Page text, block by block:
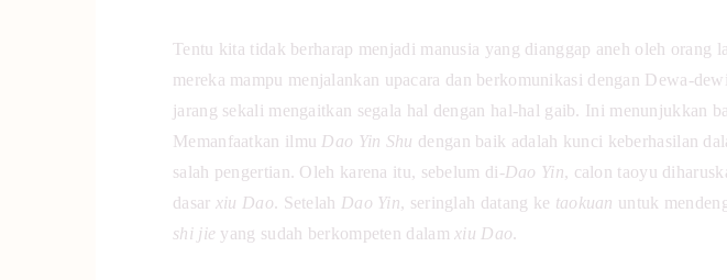
Tentu kita tidak berharap menjadi manusia yang dianggap aneh oleh orang
mereka mampu menjalankan upacara dan berkomunikasi dengan Dewa-
jarang sekali mengaitkan segala hal dengan hal-hal gaib. Ini menunjukkan
Memanfaatkan ilmu Dao Yin Shu dengan baik adalah kunci keberhasilan
salah pengertian. Oleh karena itu, sebelum di-Dao Yin, calon taoyu
dasar xiu Dao. Setelah Dao Yin, seringlah datang ke taokuan untuk
shi jie yang sudah berkompeten dalam xiu Dao.